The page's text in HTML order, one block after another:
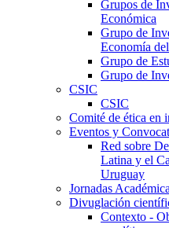
Grupos de
Económica
Grupo de
Economía
Grupo de
Grupo de
CSIC
CSIC
Comité de ética en
Eventos y
Red sobre
Latina y el
Uruguay
Jornadas
Divuglación
Contexto -